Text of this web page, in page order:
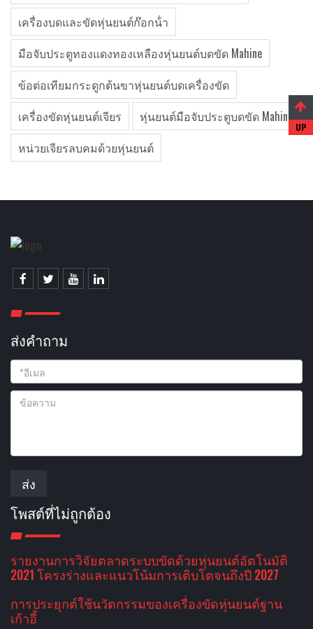
เครื่องบดและขัดหุ่นยนต์ก๊อกน้ํา
มือจับประตูทองแดงทองเหลืองหุ่นยนต์บดขัด Mahine
ข้อต่อเทียมกระดูกต้นขาหุ่นยนต์บดเครื่องขัด
เครื่องขัดหุ่นยนต์เจียร
หุ่นยนต์มือจับประตูบดขัด Mahine
หน่วยเจียรลบคมด้วยหุ่นยนต์
ส่งคําถาม
ส่ง
โพสต์ที่ไม่ถูกต้อง
รายงานการวิจัยตลาดระบบขัดด้วยหุ่นยนต์อัตโนมัติ
2021 โครงร่างและแนวโน้มการเติบโตจนถึงปี 2027
การประยุกต์ใช้นวัตกรรมของเครื่องขัดหุ่นยนต์ฐาน
เก้าอี้